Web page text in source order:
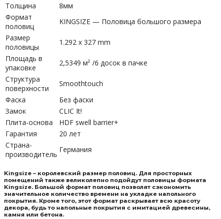
Толщина
8мм
Формат
половиц
KINGSIZE — Половица большого размера
Размер
половицы
1.292 x 327 mm
Площадь в
упаковке
2,5349 м² /6 досок в пачке
Структура
поверхности
Smoothtouch
Фаска
Без фаски
Замок
CLIC It!
Плита-основа
HDF swell barrier+
Гарантия
20 лет
Страна-
производитель
Германия
Kingsize – королевский размер половиц. Для просторных
помещений также великолепно подойдут половицы формата
Kingsize. Большой формат половиц позволят сэкономить
значительное количество времени на укладке напольного
покрытия. Кроме того, этот формат раскрывает всю красоту
декора, будь то напольные покрытия с имитацией древесины,
камня или бетона.